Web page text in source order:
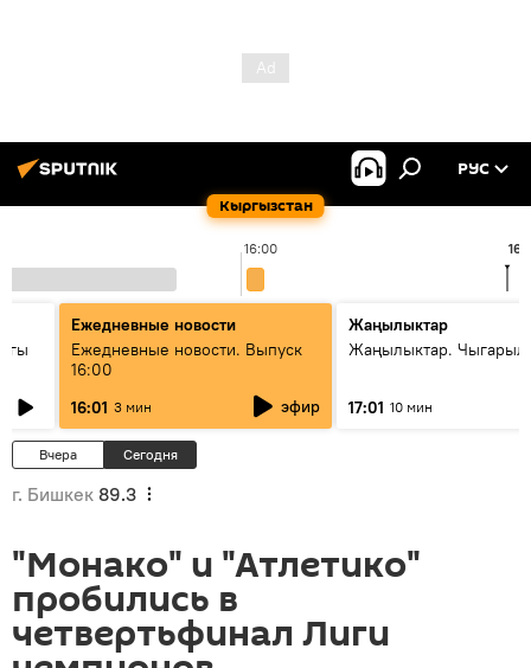
Кыргызстан
РУС
16:00
Ежедневные новости
Ежедневные новости. Выпуск
16:00
16:01 3 мин эфир
Жаңылыктар
Жаңылыктар.
17:01 10 мин
Вчера Сегодня
г. Бишкек 89.3
"Монако" и "Атлетико"
пробились в
четвертьфинал Лиги